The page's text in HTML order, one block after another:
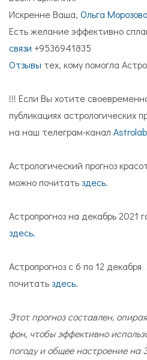
Искренне Ваша, Ольга Морозова
Есть желание эффективно
связи +9536941835
Отзывы тех, кому помогла
!!! Если Вы хотите
публикациях астрологических
на наш телеграм-канал
Астрологический прогноз
можно почитатьздесь.
Астропрогноз на декабрь 2021
здесь.
Астропрогноз с 6 по 12
почитатьздесь.
Этот прогноз составлен,
фон, чтобы эффективно
погоду и общее настроение на